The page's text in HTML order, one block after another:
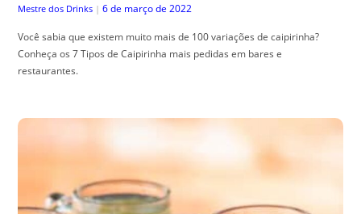
Mestre dos Drinks | 6 de março de 2022
Você sabia que existem muito mais de 100 variações de caipirinha?
Conheça os 7 Tipos de Caipirinha mais pedidas em bares e
restaurantes.